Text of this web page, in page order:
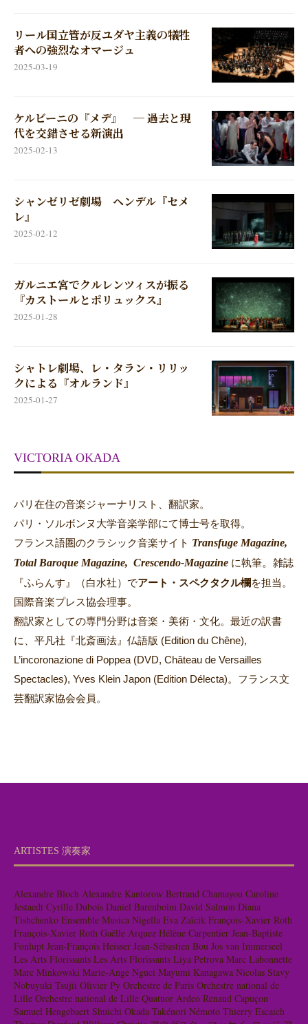
リール国立管が反ユダヤ主義の犠牲
者への強烈なオマージュ
2025-03-19
ケルビーニの『メデ』 ─ 過去と現
代を交錯させる新演出
2025-02-13
シャンゼリゼ劇場 ヘンデル『セメ
レ』
2025-02-12
ガルニエ宮でクルレンツィスが振る
『カストールとポリュックス』
2025-01-28
シャトレ劇場、レ・タラン・リリッ
クによる『オルランド』
2025-01-27
VICTORIA OKADA
パリ在住の音楽ジャーナリスト、翻訳家。
パリ・ソルボンヌ大学音楽学部にて博士号を取得。
フランス語圏のクラシック音楽サイト Transfuge Magazine,
Total Baroque Magazine, Crescendo-Magazine に執筆。 雑誌
『ふらんす』（白水社）でアート・スペクタクル欄を担当。
国際音楽プレス協会理事。
翻訳家としての専門分野は音楽・美術・文化。最近の訳書
に、平凡社『北斎画法』仏語版 (Edition du Chêne),
L’incoronazione di Poppea (DVD, Château de Versailles
Spectacles), Yves Klein Japon (Edition Délecta)。フランス文
芸翻訳家協会会員。
ARTISTES 演奏家
Alexandre Bloch Alexandre Kantorow Bertrand Chamayou Caroline
Jestaedt Cyrille Dubois Daniel Barenboim David Salmon Diana
Tishchenko Ensemble Musica Nigella Eva Zaïcik François-Xavier Roth
François-Xavier Roth Gaëlle Arquez Hélène Carpentier Jean-Baptiste
Fonlupt Jean-François Heisser Jean-Sébastien Bou Jos van Immerseel
Les Arts Florissants Les Arts Florissants Liya Petrova Marc Labonnette
Marc Minkowski Marie-Ange Nguci Mayumi Kanagawa Nicolas Stavy
Nobuyuki Tsujii Olivier Py Orchestre de Paris Orchestre national de
Lille Orchestre national de Lille Quatuor Ardeo Renaud Capuçon
Samuel Hengebaert Shuichi Okada Takénori Némoto Thierry Escaich